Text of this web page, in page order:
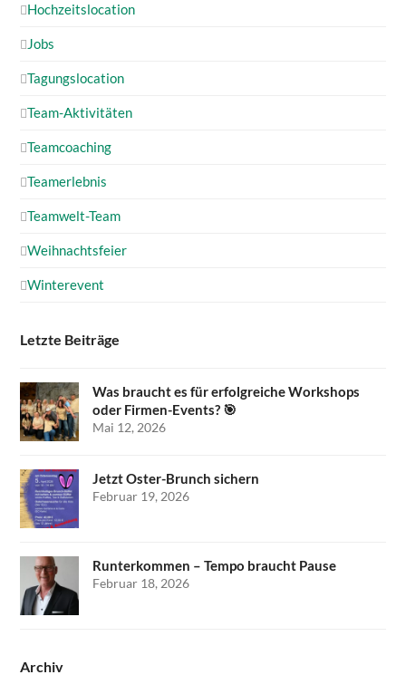
Hochzeitslocation
Jobs
Tagungslocation
Team-Aktivitäten
Teamcoaching
Teamerlebnis
Teamwelt-Team
Weihnachtsfeier
Winterevent
Letzte Beiträge
Was braucht es für erfolgreiche Workshops
oder Firmen-Events? 🎯
Mai 12, 2026
Jetzt Oster-Brunch sichern
Februar 19, 2026
Runterkommen – Tempo braucht Pause
Februar 18, 2026
Archiv